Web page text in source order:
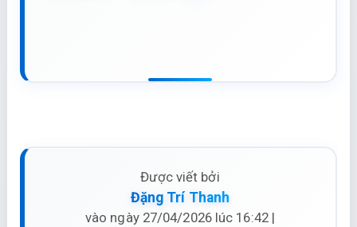
Được viết bởi
Đặng Trí Thanh
vào ngày 27/04/2026 lúc 16:42 |